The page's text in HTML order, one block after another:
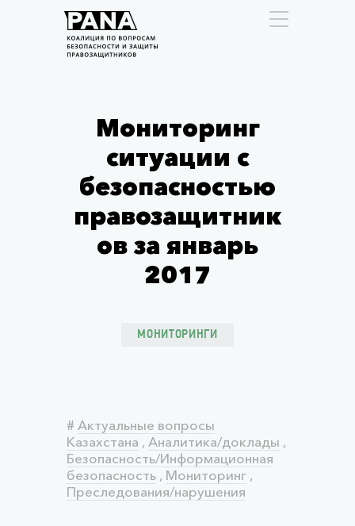
Мониторинг
ситуации с
безопасностью
правозащитник
ов за январь
2017
МОНИТОРИНГИ
# Актуальные вопросы
Казахстана , Аналитика/доклады ,
Безопасность/Информационная
безопасность , Мониторинг ,
Преследования/нарушения